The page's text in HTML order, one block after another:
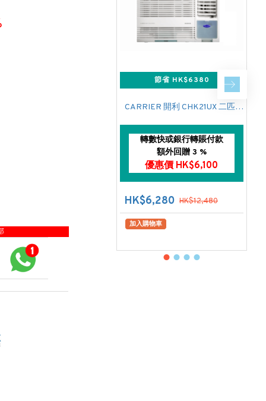
節省 HK$6380
CARRIER 開利 CHK21UX 二匹半 變頻淨冷窗口式冷氣機 (附遙控)
轉數快或銀行轉賬付款
額外回贈 3 %
優惠價 HK$6,100
HK$6,280 HK$12,480
加入購物車